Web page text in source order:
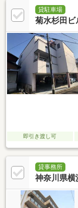
貸駐車場
菊水杉田ビ
即引き渡し可
貸事務所
神奈川県横